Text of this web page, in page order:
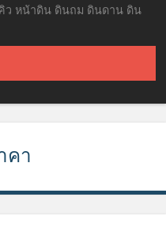
คิว หน้าดิน ดินถม ดินดาน ดิน
คา